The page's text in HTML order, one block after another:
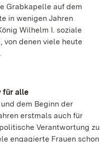
Grabkapelle auf dem
in wenigen Jahren
Wilhelm I. soziale
von denen viele heute
für alle
dem Beginn der
erstmals auch für
Verantwortung zu
engagierte Frauen schon